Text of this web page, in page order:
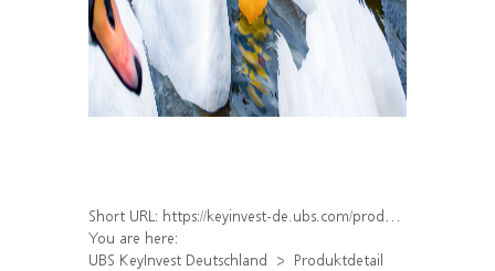
Short URL: https://keyinvest-de.ubs.com/produkt/detail/index/isin/DE000WA33408
You are here:
UBS KeyInvest Deutschland
Produktdetail